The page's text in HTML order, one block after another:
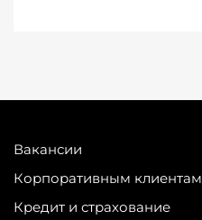
Вакансии
Корпоративным клиентам
Кредит и страхование